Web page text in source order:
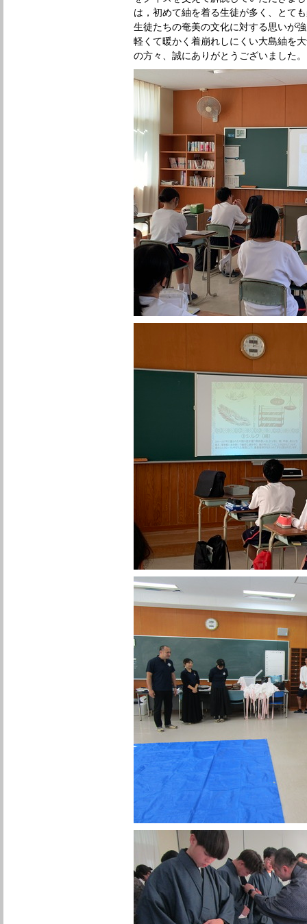
は，初めて紬を着る生徒が多く、とて
生徒たちの奄美の文化に対する思いが
軽くて暖かく着崩れしにくい大島紬を
の方々、誠にありがとうございました。